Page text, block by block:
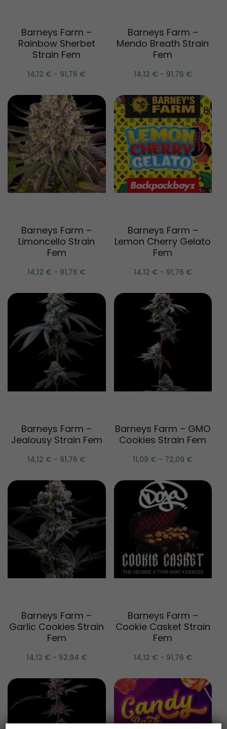
Barneys Farm –
Rainbow Sherbet
Strain Fem
14,12 € - 91,76 €
Barneys Farm –
Mendo Breath Strain
Fem
14,12 € - 91,76 €
Barneys Farm –
Limoncello Strain
Fem
14,12 € - 91,76 €
Barneys Farm –
Lemon Cherry Gelato
Fem
14,12 € - 91,76 €
Barneys Farm –
Jealousy Strain Fem
14,12 € - 91,76 €
Barneys Farm – GMO
Cookies Strain Fem
11,09 € - 72,09 €
Barneys Farm –
Garlic Cookies Strain
Fem
14,12 € - 52,94 €
Barneys Farm –
Cookie Casket Strain
Fem
14,12 € - 91,76 €